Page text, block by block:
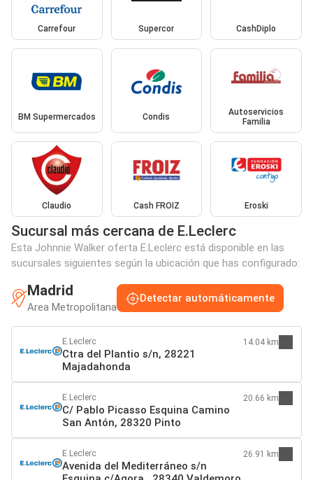
Carrefour Supercor CashDiplo
BM Supermercados Condis
Autoservicios
Familia
Claudio Cash FROIZ Eroski
Sucursal más cercana de E.Leclerc
Esta Johnnie Walker oferta E.Leclerc está disponible en las
sucursales siguientes según la ubicación que has configurado:
Madrid
Area Metropolitana
Detectar automáticamente
E.Leclerc
Ctra del Plantio s/n, 28221
Majadahonda
14.04 km
E.Leclerc
C/ Pablo Picasso Esquina Camino
San Antón, 28320 Pinto
20.66 km
E.Leclerc
Avenida del Mediterráneo s/n
26.91 km